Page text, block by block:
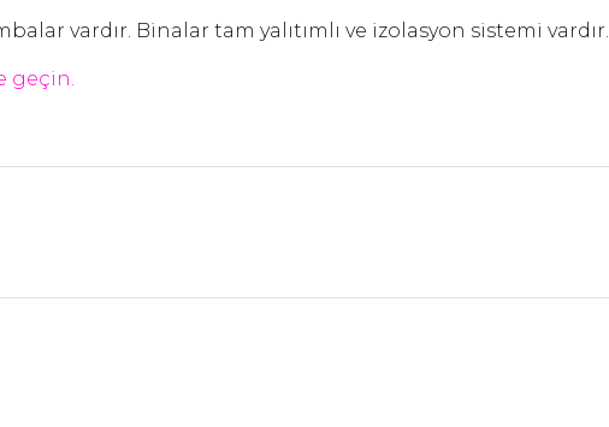
vardır. Binalar tam yalıtımlı ve izolasyon sistemi vardır.
geçin.